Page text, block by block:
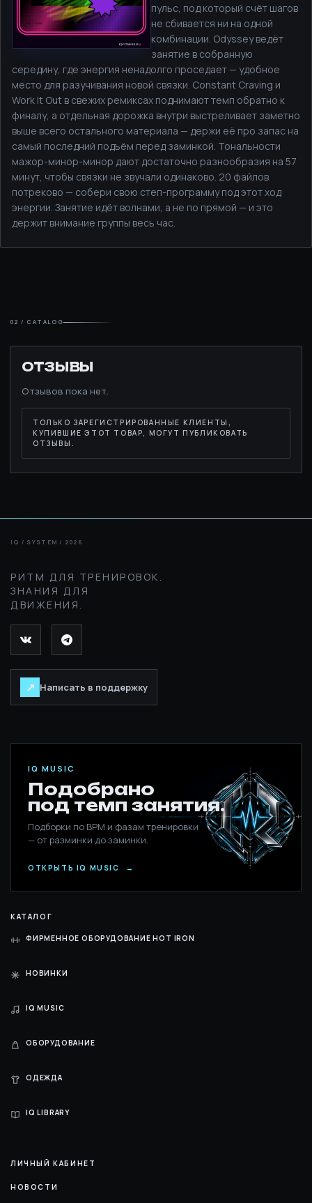
пульс, под который счёт шагов
не сбивается ни на одной
комбинации. Odyssey ведёт
занятие в собранную
середину, где энергия ненадолго проседает — удобное
место для разучивания новой связки. Constant Craving и
Work It Out в свежих ремиксах поднимают темп обратно к
финалу, а отдельная дорожка внутри выстреливает заметно
выше всего остального материала — держи её про запас на
самый последний подъём перед заминкой. Тональности
мажор-минор-минор дают достаточно разнообразия на 57
минут, чтобы связки не звучали одинаково. 20 файлов
потреково — собери свою степ-программу под этот ход
энергии. Занятие идёт волнами, а не по прямой — и это
держит внимание группы весь час.
02 / CATALOG
ОТЗЫВЫ
Отзывов пока нет.
ТОЛЬКО ЗАРЕГИСТРИРОВАННЫЕ КЛИЕНТЫ,
КУПИВШИЕ ЭТОТ ТОВАР, МОГУТ ПУБЛИКОВАТЬ
ОТЗЫВЫ.
РИТМ ДЛЯ ТРЕНИРОВОК.
ЗНАНИЯ ДЛЯ
ДВИЖЕНИЯ.
↗ Написать в поддержку
IQ MUSIC
Подобрано
под темп занятия.
Подборки по BPM и фазам тренировки
— от разминки до заминки.
ОТКРЫТЬ IQ MUSIC →
КАТАЛОГ
ФИРМЕННОЕ ОБОРУДОВАНИЕ HOT IRON
НОВИНКИ
IQ MUSIC
ОБОРУДОВАНИЕ
ОДЕЖДА
IQ LIBRARY
ЛИЧНЫЙ КАБИНЕТ
НОВОСТИ